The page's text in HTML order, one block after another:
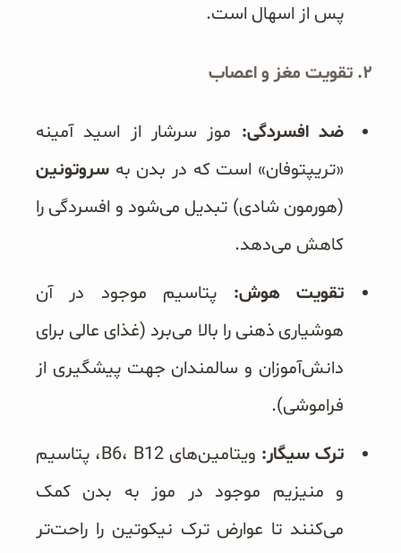
پس از اسهال است.
۲. تقویت مغز و اعصاب
ضد افسردگی: موز سرشار از اسید آمینه
«تریپتوفان» است که در بدن به سروتونین
(هورمون شادی) تبدیل می‌شود و افسردگی را
کاهش می‌دهد.
تقویت هوش: پتاسیم موجود در آن
هوشیاری ذهنی را بالا می‌برد (غذای عالی برای
دانش‌آموزان و سالمندان جهت پیشگیری از
فراموشی).
ترک سیگار:
ویتامین‌های B6، B12، پتاسیم
و منیزیم موجود در موز به بدن کمک
می‌کنند تا عوارض ترک نیکوتین را راحت‌تر